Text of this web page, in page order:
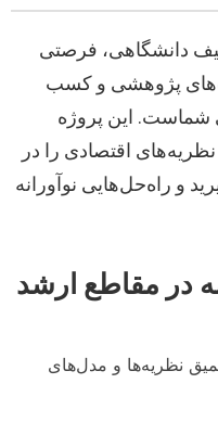
دانشگاهی، فرصتی
پژوهشی و کسب
این پروژه
اقتصادی را در
و راه‌حل‌هایی نوآورانه
در مقاطع ارشد
نظریه‌ها و مدل‌های